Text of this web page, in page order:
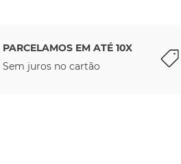
PARCELAMOS EM ATÉ 10X
Sem juros no cartão